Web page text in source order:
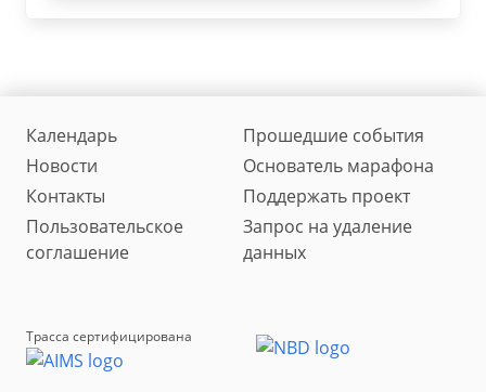
Календарь
Прошедшие события
Новости
Основатель марафона
Контакты
Поддержать проект
Пользовательское
соглашение
Запрос на удаление
данных
Трасса сертифицирована